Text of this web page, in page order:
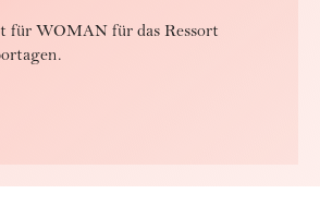
für WOMAN für das Ressort